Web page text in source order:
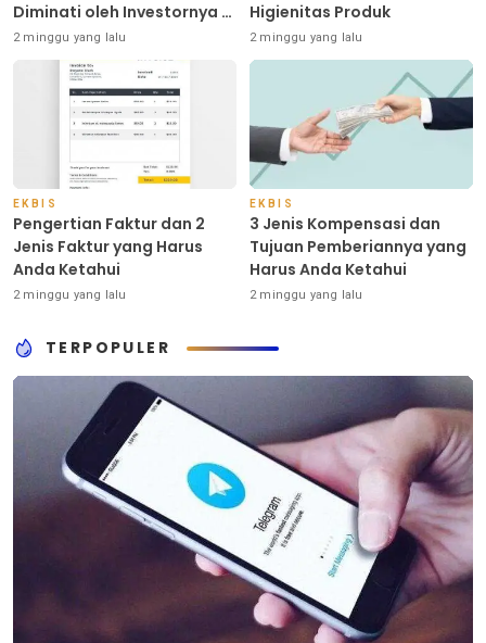
Diminati oleh Investornya di
Indonesia
2 minggu yang lalu
Higienitas Produk
2 minggu yang lalu
EKBIS
Pengertian Faktur dan 2
Jenis Faktur yang Harus
Anda Ketahui
2 minggu yang lalu
EKBIS
3 Jenis Kompensasi dan
Tujuan Pemberiannya yang
Harus Anda Ketahui
2 minggu yang lalu
TERPOPULER